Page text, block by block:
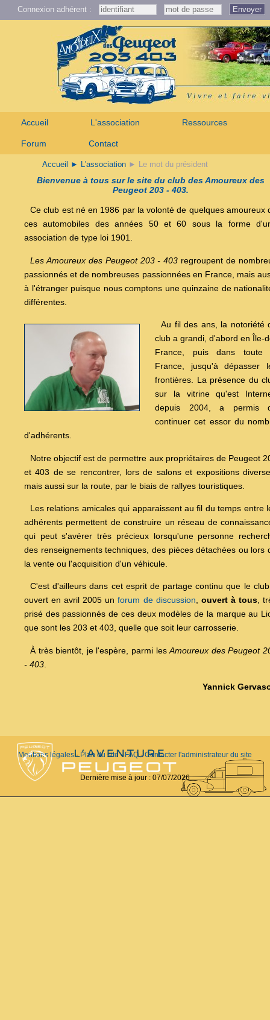
Connexion adhérent : Envoyer
Accueil L'association Ressources
Forum Contact
Accueil ► L'association ► Le mot du président
Bienvenue à tous sur le site du club des Amoureux des
Peugeot 203 - 403.
Ce club est né en 1986 par la volonté de quelques amoureux
ces automobiles des années 50 et 60 sous la forme
association de type loi 1901.
Les Amoureux des Peugeot 203 - 403 regroupent de
passionnés et de nombreuses passionnées en France, mais
à l'étranger puisque nous comptons une quinzaine de
différentes.
Au fil des ans, la notoriété
club a grandi, d'abord en Île-
France, puis dans toute
France, jusqu'à dépasser
frontières. La présence du
sur la vitrine qu'est
depuis 2004, a permis
continuer cet essor du
d'adhérents.
Notre objectif est de permettre aux propriétaires de Peugeot
et 403 de se rencontrer, lors de salons et expositions
mais aussi sur la route, par le biais de rallyes touristiques.
Les relations amicales qui apparaissent au fil du temps entre
adhérents permettent de construire un réseau de
qui peut s'avérer très précieux lorsqu'une personne
des renseignements techniques, des pièces détachées ou lors
la vente ou l'acquisition d'un véhicule.
C'est d'ailleurs dans cet esprit de partage continu que le
ouvert en avril 2005 unforum de discussion, ouvert à tous,
prisé des passionnés de ces deux modèles de la marque au
que sont les 203 et 403, quelle que soit leur carrosserie.
À très bientôt, je l'espère, parmi lesAmoureux des Peugeot
- 403
Yannick
Mentions légales-Plan du site- FAQ-Contacter l'administrateur du site
Dernière mise à jour : 07/07/2026